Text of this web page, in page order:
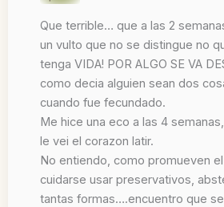
Que terrible… que a las 2
un vulto que no se distingue no
tenga VIDA! POR ALGO SE VA
como decia alguien sean dos
cuando fue fecundado.
Me hice una eco a las 4
le vei el corazon latir.
No entiendo, como promueven el
cuidarse usar preservativos,
tantas formas….encuentro que